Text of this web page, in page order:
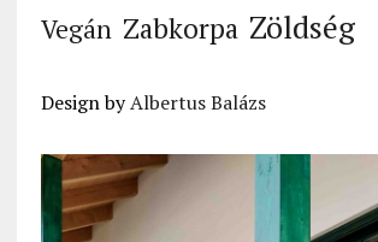
Vegán Zabkorpa Zöldség
Design byAlbertus Balázs